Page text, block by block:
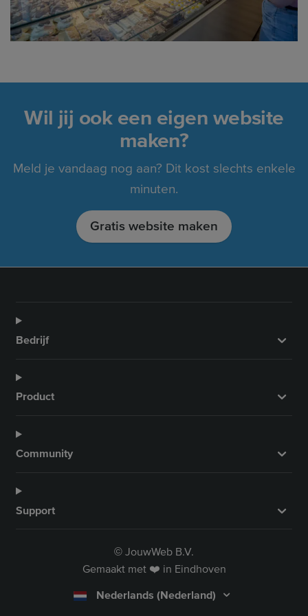
Wil jij ook een eigen website
maken?
Meld je vandaag nog aan? Dit kost slechts enkele
minuten.
Gratis website maken
Bedrijf
Product
Community
Support
© JouwWeb B.V.
Gemaakt met ❤️ in Eindhoven
Nederlands (Nederland)